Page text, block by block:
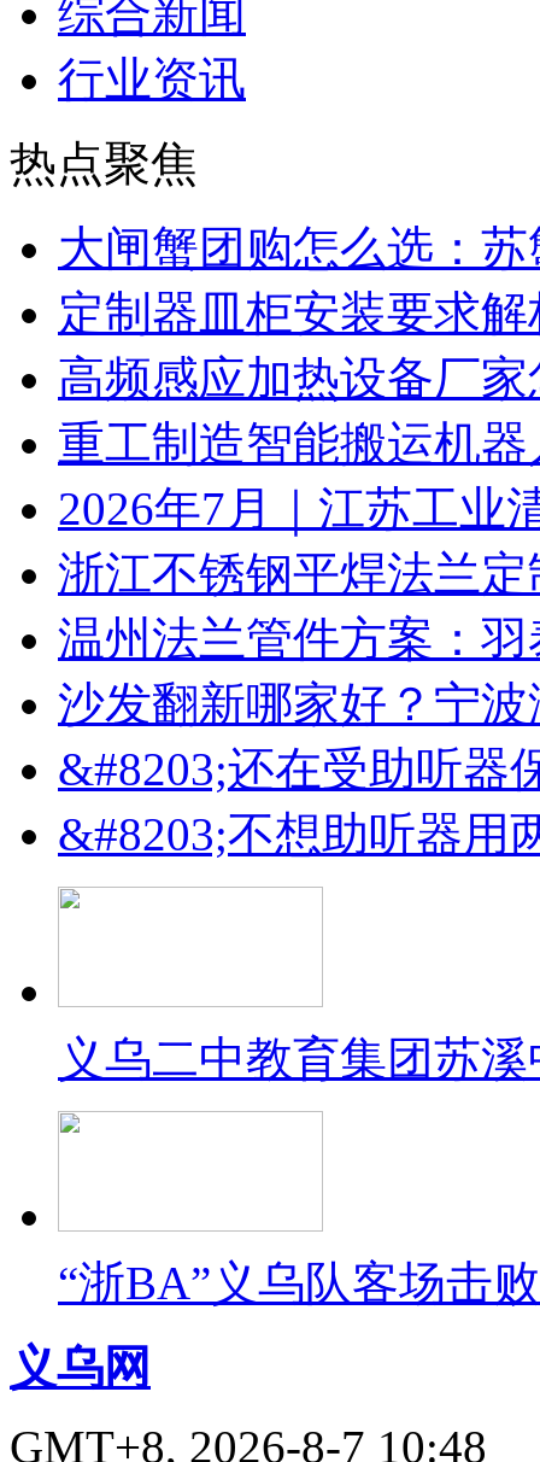
综合新闻
行业资讯
热点聚焦
大闸蟹团购怎么选：
定制器皿柜安装要求
高频感应加热设备厂
重工制造智能搬运机
2026年7月｜江苏工业
浙江不锈钢平焊法兰
温州法兰管件方案：
沙发翻新哪家好？宁
&#8203;还在受助听器
&#8203;不想助听器用
义乌二中教育集团苏
“浙BA”义乌队客场击
义乌网
GMT+8, 2026-8-7 10:48